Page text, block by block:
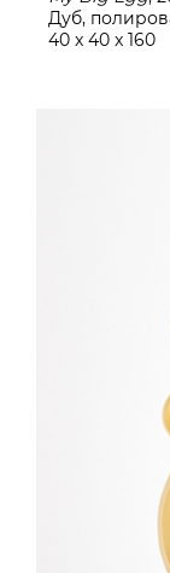
Дуб,
40 x 40 x 160